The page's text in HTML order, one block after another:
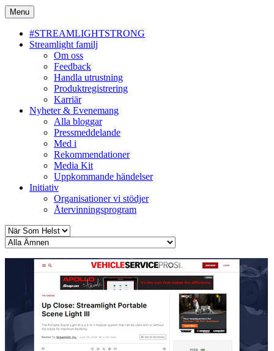
Menu
#STREAMLIGHTSTRONG
Streamlight familj
Om oss
Feedback
Handla utrustning
Produktregistrering
Karriär
Nyheter & Evenemang
Alla bloggar
Pressmeddelande
Med i
Rekommendationer
Media Kit
Uppkommande händelser
Initiativ
Organisationer vi stödjer
Återvinningsprogram